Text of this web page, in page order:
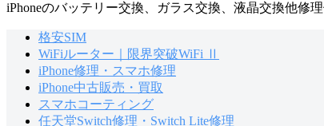
iPhoneのバッテリー交換、ガラス交換、液晶交換他修
格安SIM
WiFiルーター｜限界突破WiFi Ⅱ
iPhone修理・スマホ修理
iPhone中古販売・買取
スマホコーティング
任天堂Switch修理・Switch Lite修理